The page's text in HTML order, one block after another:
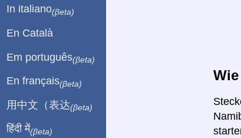
In italiano(βeta)
En Català
Em português(βeta)
En français(βeta)
用中文（表达(βeta)
हिंदी में(βeta)